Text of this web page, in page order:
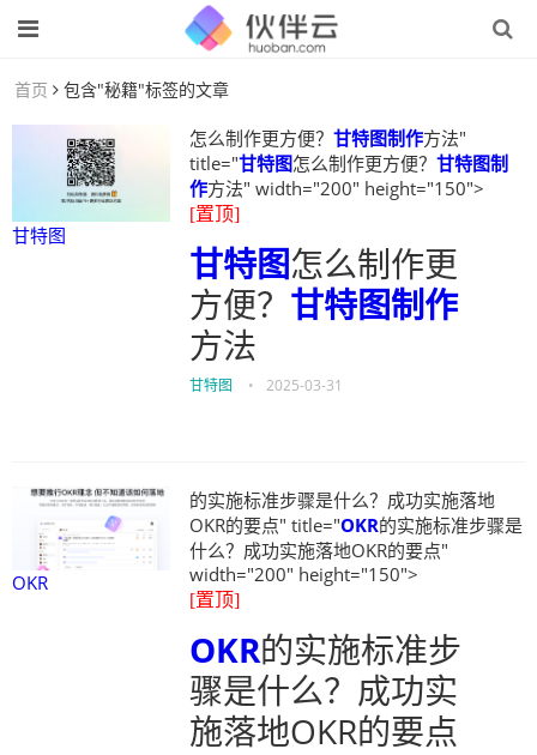
首页 包含"秘籍"标签的文章
甘特图
怎么制作更方便？ 甘特图制作方法"
title="甘特图怎么制作更方便？ 甘特图制
作方法" width="200" height="150">
[置顶]
甘特图怎么制作更
方便？ 甘特图制作
方法
甘特图 • 2025-03-31
OKR
的实施标准步骤是什么？成功实施落地
OKR的要点" title="OKR的实施标准步骤是
什么？成功实施落地OKR的要点"
width="200" height="150">
[置顶]
OKR的实施标准步
骤是什么？成功实
施落地OKR的要点